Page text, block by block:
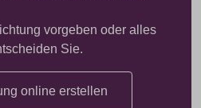
vorgeben oder alles
Sie.
online erstellen